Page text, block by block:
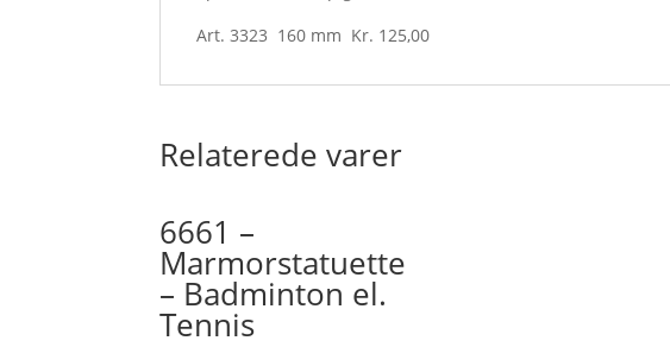
Art. 3323 160 mm Kr. 125,00
Relaterede varer
6661 –
Marmorstatuette
– Badminton el.
Tennis